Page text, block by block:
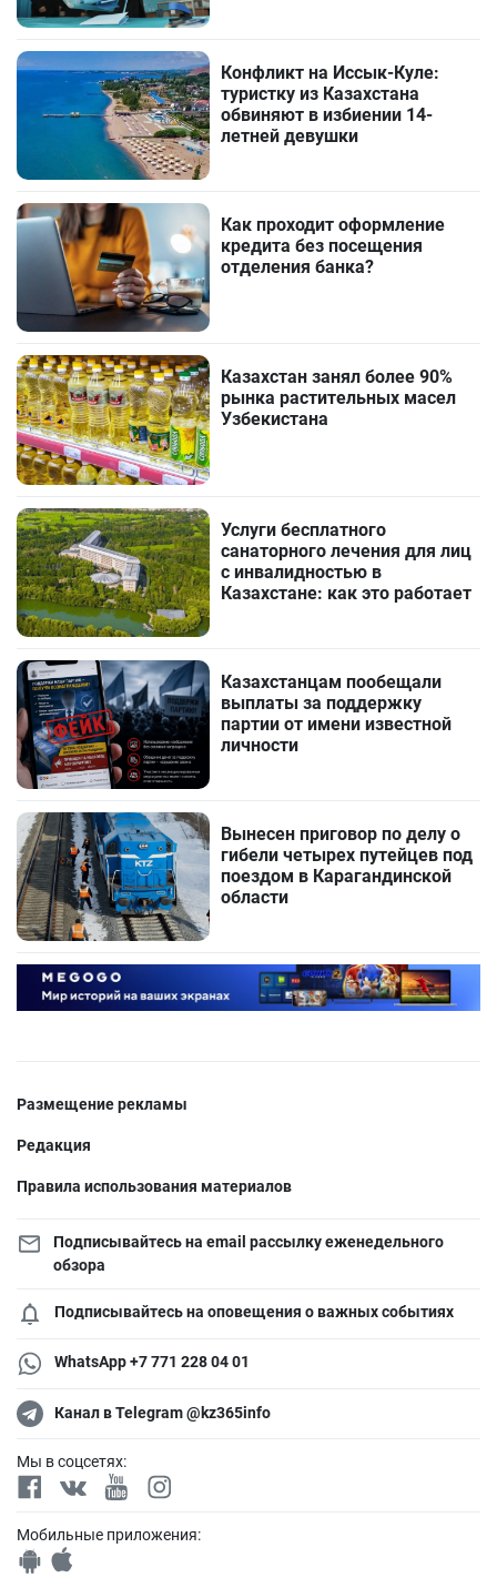
Конфликт на Иссык-Куле:
туристку из Казахстана
обвиняют в избиении 14-
летней девушки
Как проходит оформление
кредита без посещения
отделения банка?
Казахстан занял более 90%
рынка растительных масел
Узбекистана
Услуги бесплатного
санаторного лечения для лиц
с инвалидностью в
Казахстане: как это работает
Казахстанцам пообещали
выплаты за поддержку
партии от имени известной
личности
Вынесен приговор по делу о
гибели четырех путейцев под
поездом в Карагандинской
области
Размещение рекламы
Редакция
Правила использования материалов
Подписывайтесь на email рассылку еженедельного
обзора
Подписывайтесь на оповещения о важных событиях
WhatsApp +7 771 228 04 01
Канал в Telegram @kz365info
Мы в соцсетях:
Мобильные приложения: